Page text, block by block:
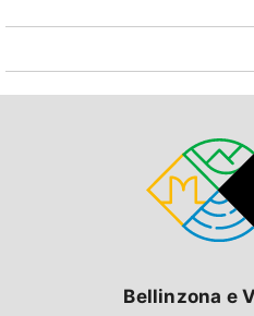
Bellinzona e